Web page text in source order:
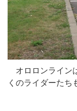
オロロンライン
くのライダーたち